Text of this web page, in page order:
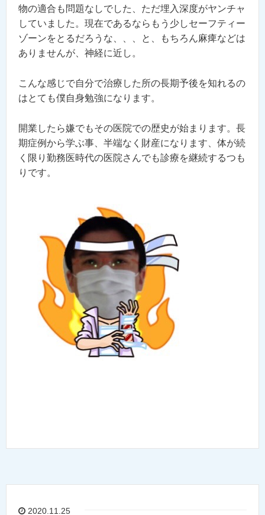
物の適合も問題なしでした、ただ埋入深度がヤンチャ
していました。現在であるならもう少しセーフティー
ゾーンをとるだろうな、、、と、もちろん麻痺などは
ありませんが、神経に近し。
こんな感じで自分で治療した所の長期予後を知れるの
はとても僕自身勉強になります。
開業したら嫌でもその医院での歴史が始まります。長
期症例から学ぶ事、半端なく財産になります、体が続
く限り勤務医時代の医院さんでも診療を継続するつも
りです。
2020.11.25